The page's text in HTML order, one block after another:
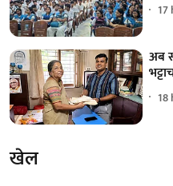
17
अब
18
खेल